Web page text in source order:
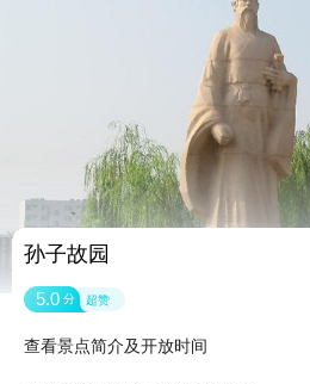
孙子故园
5.0 分 超赞
查看景点简介及开放时间